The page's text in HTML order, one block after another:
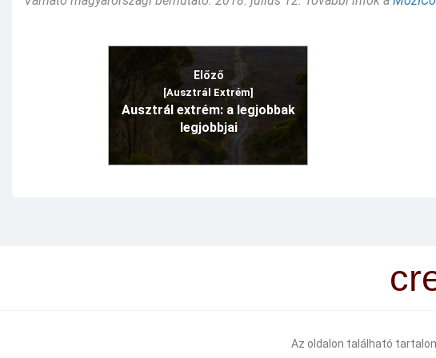
Előző
[Ausztrál Extrém]
Ausztrál extrém: a legjobbak
legjobbjai
Az oldalon található